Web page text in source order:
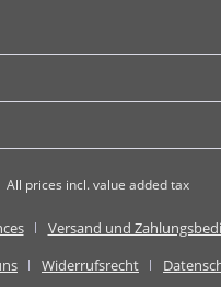
All prices incl. value added tax
Versand und
Widerrufsrecht